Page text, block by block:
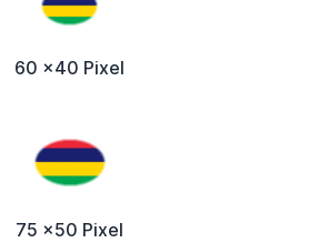
60 x40 Pixel
75 x50 Pixel